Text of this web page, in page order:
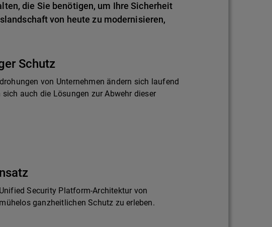
die Sie benötigen, um Ihre Sicherheit
von heute zu modernisieren,
Schutz
von Unternehmen ändern sich laufend
auch die Lösungen zur Abwehr dieser
Security Platform-Architektur von
ganzheitlichen Schutz zu erleben.